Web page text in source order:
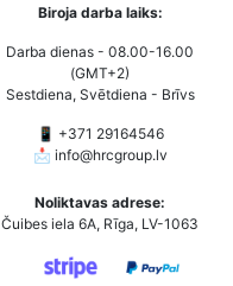
Biroja darba laiks:
Darba dienas - 08.00-16.00
(GMT+2)
Sestdiena, Svētdiena - Brīvs
📱 +371 29164546
📩 info@hrcgroup.lv
Noliktavas adrese:
Čuibes iela 6A, Rīga, LV-1063